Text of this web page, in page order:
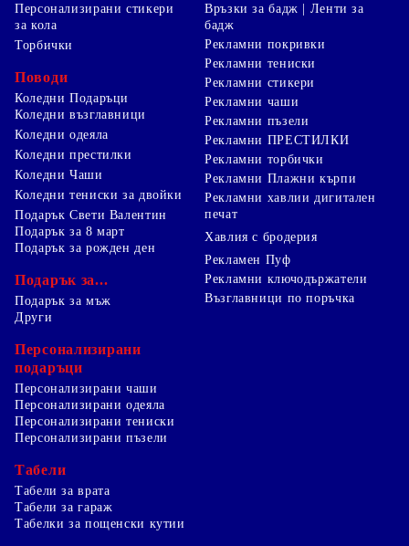
Персонализирани стикери
за кола
Торбички
Поводи
Коледни Подаръци
Коледни възглавници
Коледни одеяла
Коледни престилки
Коледни Чаши
Коледни тениски за двойки
Подарък Свети Валентин
Подарък за 8 март
Подарък за рожден ден
Подарък за...
Подарък за мъж
Връзки за бадж | Ленти за
бадж
Рекламни покривки
Рекламни тениски
Рекламни стикери
Рекламни чаши
Рекламни пъзели
Рекламни ПРЕСТИЛКИ
Рекламни торбички
Рекламни Плажни кърпи
Рекламни хавлии дигитален
печат
Хавлия с бродерия
Рекламен Пуф
Рекламни ключодържатели
Възглавници по поръчка
Други
Персонализирани
подаръци
Персонализирани чаши
Персонализирани одеяла
Персонализирани тениски
Персонализирани пъзели
Табели
Табели за врата
Табели за гараж
Табелки за пощенски кутии